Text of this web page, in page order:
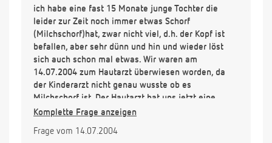
ich habe eine fast 15 Monate junge Tochter die
leider zur Zeit noch immer etwas Schorf
(Milchschorf)hat, zwar nicht viel, d.h. der Kopf ist
befallen, aber sehr dünn und hin und wieder löst
sich auch schon mal etwas. Wir waren am
14.07.2004 zum Hautarzt überwiesen worden, da
der Kinderarzt nicht genau wusste ob es
Milchschorf ist. Der Hautarzt hat uns jetzt eine
Creme verschrieben die ich abends drauf tun soll
soll. Jetzt hat der Hautarzt mich ein wenig
Komplette Frage anzeigen
Frage vom 14.07.2004